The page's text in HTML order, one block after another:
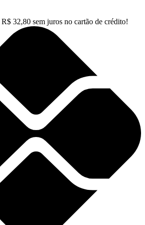
R$ 32,80 sem juros no cartão de crédito!